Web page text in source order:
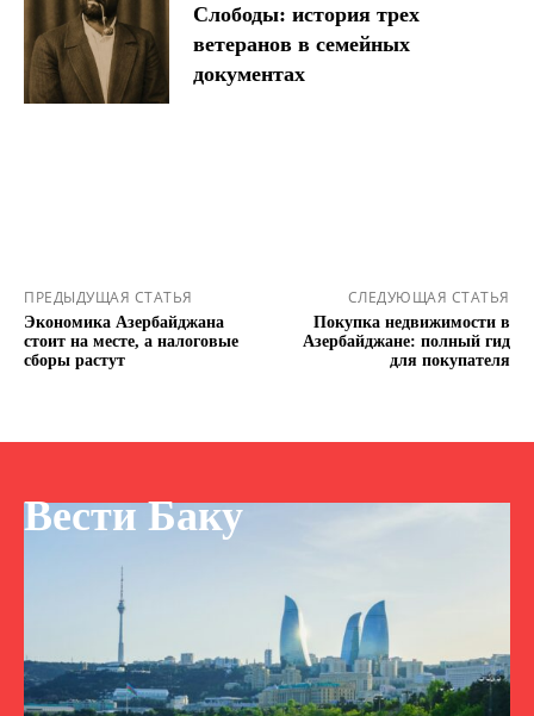
Слободы: история трех
ветеранов в семейных
документах
ПРЕДЫДУЩАЯ СТАТЬЯ
Экономика Азербайджана
стоит на месте, а налоговые
сборы растут
СЛЕДУЮЩАЯ СТАТЬЯ
Покупка недвижимости в
Азербайджане: полный гид
для покупателя
Вести Баку